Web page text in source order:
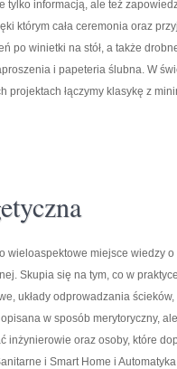
tylko informacją, ale też
którym cała ceremonia oraz
po winietki na stół, a także
i papeteria ślubna. W
projektach łączymy klasykę z
wieloaspektowe miejsce wiedzy
Skupia się na tym, co w
układy odprowadzania
opisana w sposób merytoryczny,
inżynierowie oraz osoby, które
i Smart Home i